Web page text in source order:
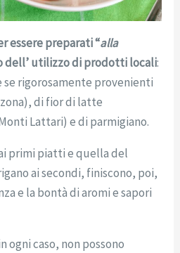
essere preparati “alla
dell’ utilizzo di prodotti locali:
rigorosamente provenienti
di fior di latte
Lattari) e di parmigiano.
primi piatti e quella del
ai secondi, finiscono, poi,
e la bontà di aromi e sapori
ogni caso, non possono